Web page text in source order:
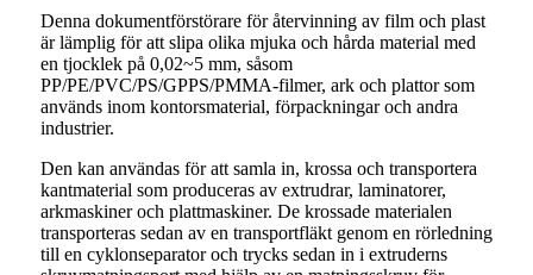
Denna dokumentförstörare för återvinning av film och plast
är lämplig för att slipa olika mjuka och hårda material med
en tjocklek på 0,02~5 mm, såsom
PP/PE/PVC/PS/GPPS/PMMA-filmer, ark och plattor som
används inom kontorsmaterial, förpackningar och andra
industrier.
Den kan användas för att samla in, krossa och transportera
kantmaterial som produceras av extrudrar, laminatorer,
arkmaskiner och plattmaskiner. De krossade materialen
transporteras sedan av en transportfläkt genom en rörledning
till en cyklonseparator och trycks sedan in i extruderns